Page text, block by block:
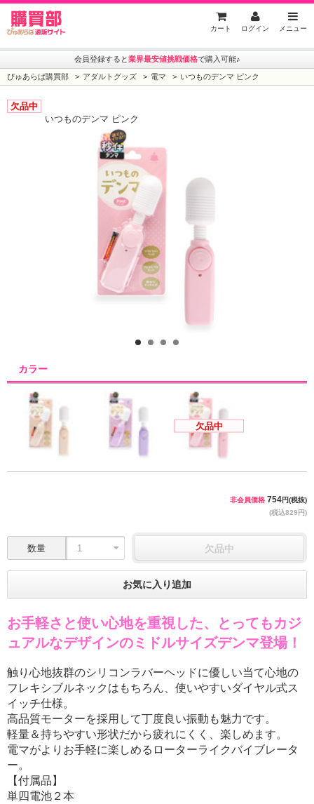
カート ログイン メニュー
会員登録すると業界最安値挑戦価格で購入可能♪
ぴゅあらば購買部 アダルトグッズ 電マ いつものデンマ ピンク
欠品中
いつものデンマ ピンク
カラー
欠品中
非会員価格 754円(税抜)
(税込829円)
数量 欠品中
お気に入り追加
お手軽さと使い心地を重視した、とってもカジ
ュアルなデザインのミドルサイズデンマ登場！
触り心地抜群のシリコンラバーヘッドに優しい当て心地の
フレキシブルネックはもちろん、使いやすいダイヤル式ス
イッチ仕様。
高品質モーターを採用して丁度良い振動も魅力です。
軽量＆持ちやすい形状だから疲れにくく、楽しめます。
電マがよりお手軽に楽しめるローターライクバイブレータ
ー。
【付属品】
単四電池２本